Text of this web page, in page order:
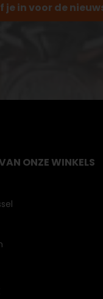
je in voor de
ONZE WINKELS